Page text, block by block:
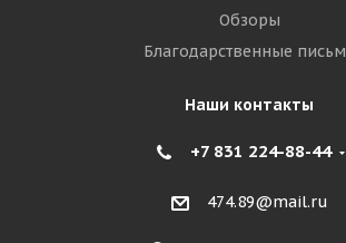
Обзоры
Благодарственные
Наши контакты
+7 831 224-88-44
474.89@mail.ru